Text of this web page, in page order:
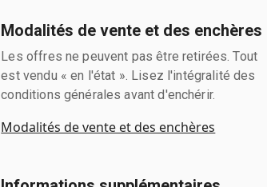
Modalités de vente et des enchères
Les offres ne peuvent pas être retirées. Tout
est vendu « en l'état ». Lisez l'intégralité des
conditions générales avant d'enchérir.
Modalités de vente et des enchères